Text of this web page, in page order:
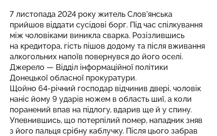
7 листопада 2024 року житель Слов’янська
прийшов віддати сусідові борг. Під час спілкування
між чоловіками виникла сварка. Розізлившись
на кредитора, гість пішов додому та після вживання
алкогольних напоїв повернувся до його оселі.
Джерело — Відділ інформаційної політики
Донецької обласної прокуратури.
Щойно 64-річний господар відчинив двері, чоловік
наніс йому 9 ударів ножем в область шиї, а коли
поранений впав на підлогу, вдарив ще й у спину.
Упевнившись, що потерпілий помер, нападник зняв
з його пальця срібну каблучку. Після цього забрав